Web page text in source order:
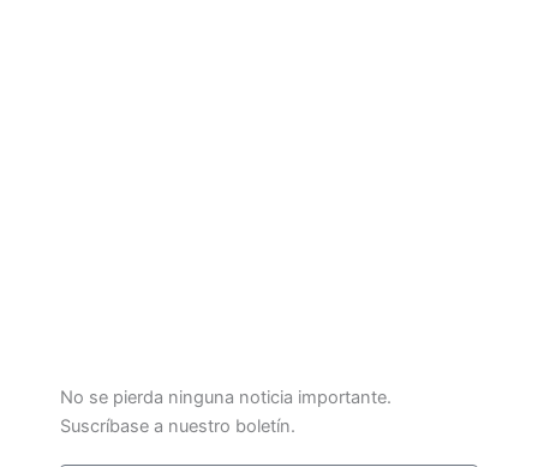
No se pierda ninguna noticia importante.
Suscríbase a nuestro boletín.